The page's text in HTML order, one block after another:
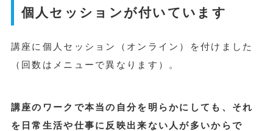
個人セッションが付いています
講座に個人セッション（オンライン）を付けました
（回数はメニューで異なります）。
講座のワークで本当の自分を明らかにしても、それ
を日常生活や仕事に反映出来ない人が多いからで